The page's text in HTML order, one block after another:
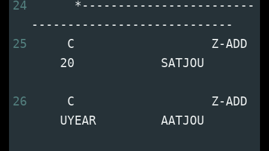
24
*------------------------
----------------------------
25
C                   Z-ADD
20            SATJOU
26
C                   Z-ADD
UYEAR         AATJOU